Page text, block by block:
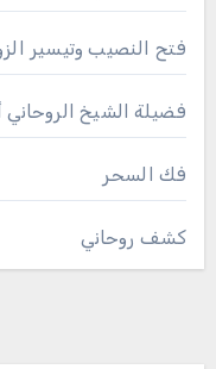
فتح النصيب وتيسير
فضيلة الشيخ
فك السحر
كشف روحاني